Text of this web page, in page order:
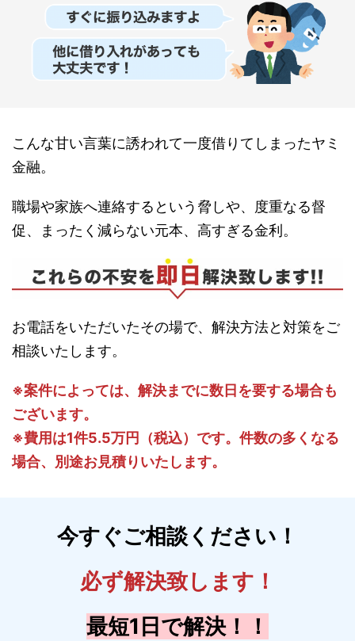
こんな甘い言葉に誘われて一度借りてしまったヤミ
金融。
職場や家族へ連絡するという脅しや、度重なる督
促、まったく減らない元本、高すぎる金利。
お電話をいただいたその場で、解決方法と対策をご
相談いたします。
※案件によっては、解決までに数日を要する場合も
ございます。
※費用は1件5.5万円（税込）です。件数の多くなる
場合、別途お見積りいたします。
今すぐご相談ください！
必ず解決致します！
最短1日で解決！！